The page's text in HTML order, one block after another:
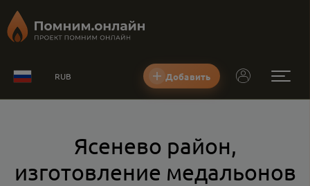
RUB Добавить
Ясенево район,
изготовление медальонов